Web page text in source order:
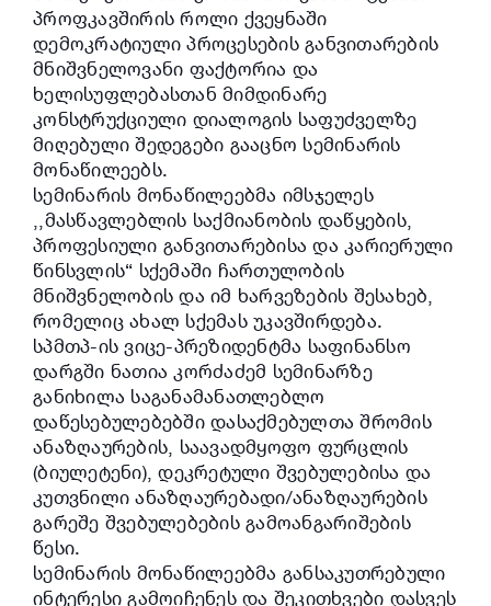
პროფკავშირის როლი ქვეყნაში
დემოკრატიული პროცესების განვითარების
მნიშვნელოვანი ფაქტორია და
ხელისუფლებასთან მიმდინარე
კონსტრუქციული დიალოგის საფუძველზე
მიღებული შედეგები გააცნო სემინარის
მონაწილეებს.
სემინარის მონაწილეებმა იმსჯელეს
,,მასწავლებლის საქმიანობის დაწყების,
პროფესიული განვითარებისა და კარიერული
წინსვლის“ სქემაში ჩართულობის
მნიშვნელობის და იმ ხარვეზების შესახებ,
რომელიც ახალ სქემას უკავშირდება.
სპმთპ-ის ვიცე-პრეზიდენტმა საფინანსო
დარგში ნათია კორძაძემ სემინარზე
განიხილა საგანამანათლებლო
დაწესებულებებში დასაქმებულთა შრომის
ანაზღაურების, საავადმყოფო ფურცლის
(ბიულეტენი), დეკრეტული შვებულებისა და
კუთვნილი ანაზღაურებადი/ანაზღაურების
გარეშე შვებულებების გამოანგარიშების
წესი.
სემინარის მონაწილეებმა განსაკუთრებული
ინტერესი გამოიჩენეს და შეკითხვები დასვეს